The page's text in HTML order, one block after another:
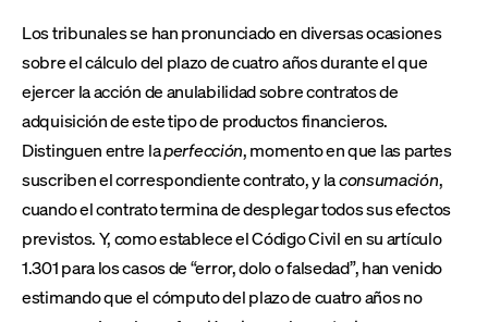
Los tribunales se han pronunciado en diversas ocasiones
sobre el cálculo del plazo de cuatro años durante el que
ejercer la acción de anulabilidad sobre contratos de
adquisición de este tipo de productos financieros.
Distinguen entre laperfección, momento en que las partes
suscriben el correspondiente contrato, y laconsumación,
cuando el contrato termina de desplegar todos sus efectos
previstos. Y, como establece el Código Civil en su artículo
1.301 para los casos de “error, dolo o falsedad”, han venido
estimando que el cómputo del plazo de cuatro años no